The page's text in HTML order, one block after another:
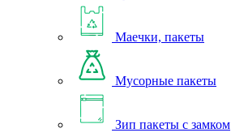
Маечки, пакеты
Мусорные пакеты
Зип пакеты с замком